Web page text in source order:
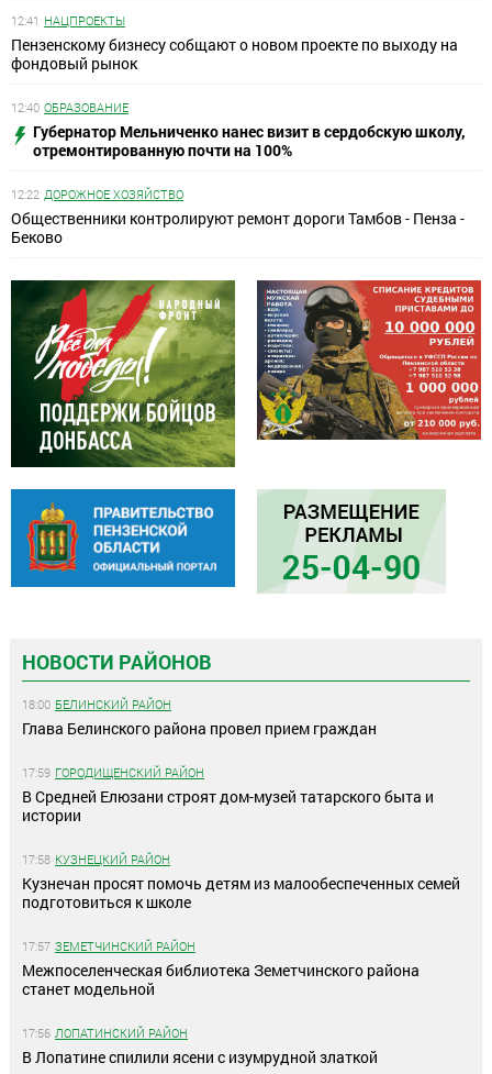
12:41 НАЦПРОЕКТЫ
Пензенскому бизнесу собщают о новом проекте по выходу на
фондовый рынок
12:40 ОБРАЗОВАНИЕ
Губернатор Мельниченко нанес визит в сердобскую школу,
отремонтированную почти на 100%
12:22 ДОРОЖНОЕ ХОЗЯЙСТВО
Общественники контролируют ремонт дороги Тамбов - Пенза -
Беково
НОВОСТИ РАЙОНОВ
18:00 БЕЛИНСКИЙ РАЙОН
Глава Белинского района провел прием граждан
17:59 ГОРОДИЩЕНСКИЙ РАЙОН
В Средней Елюзани строят дом-музей татарского быта и
истории
17:58 КУЗНЕЦКИЙ РАЙОН
Кузнечан просят помочь детям из малообеспеченных семей
подготовиться к школе
17:57 ЗЕМЕТЧИНСКИЙ РАЙОН
Межпоселенческая библиотека Земетчинского района
станет модельной
17:56 ЛОПАТИНСКИЙ РАЙОН
В Лопатине спилили ясени с изумрудной златкой